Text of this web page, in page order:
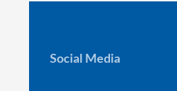
Social Media